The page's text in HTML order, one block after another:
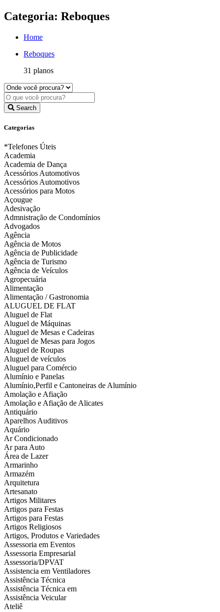
Categoria: Reboques
Home
Reboques
31 planos
Search
Categorias
*Telefones Úteis
Academia
Academia de Dança
Acessórios Automotivos
Acessórios Automotivos
Acessórios para Motos
Açougue
Adesivação
Admnistração de Condomínios
Advogados
Agência
Agência de Motos
Agência de Publicidade
Agência de Turismo
Agência de Veículos
Agropecuária
Alimentação
Alimentação / Gastronomia
ALUGUEL DE FLAT
Aluguel de Flat
Aluguel de Máquinas
Aluguel de Mesas e Cadeiras
Aluguel de Mesas para Jogos
Aluguel de Roupas
Aluguel de veículos
Aluguel para Comércio
Alumínio e Panelas
Alumínio,Perfil e Cantoneiras de Alumínio
Amolação e Afiação
Amolação e Afiação de Alicates
Antiquário
Aparelhos Auditivos
Aquário
Ar Condicionado
Ar para Auto
Área de Lazer
Armarinho
Armazém
Arquitetura
Artesanato
Artigos Militares
Artigos para Festas
Artigos para Festas
Artigos Religiosos
Artigos, Produtos e Variedades
Assessoria em Eventos
Assessoria Empresarial
Assessoria/DPVAT
Assistencia em Ventiladores
Assistência Técnica
Assistência Técnica em
Assistência Veicular
Ateliê